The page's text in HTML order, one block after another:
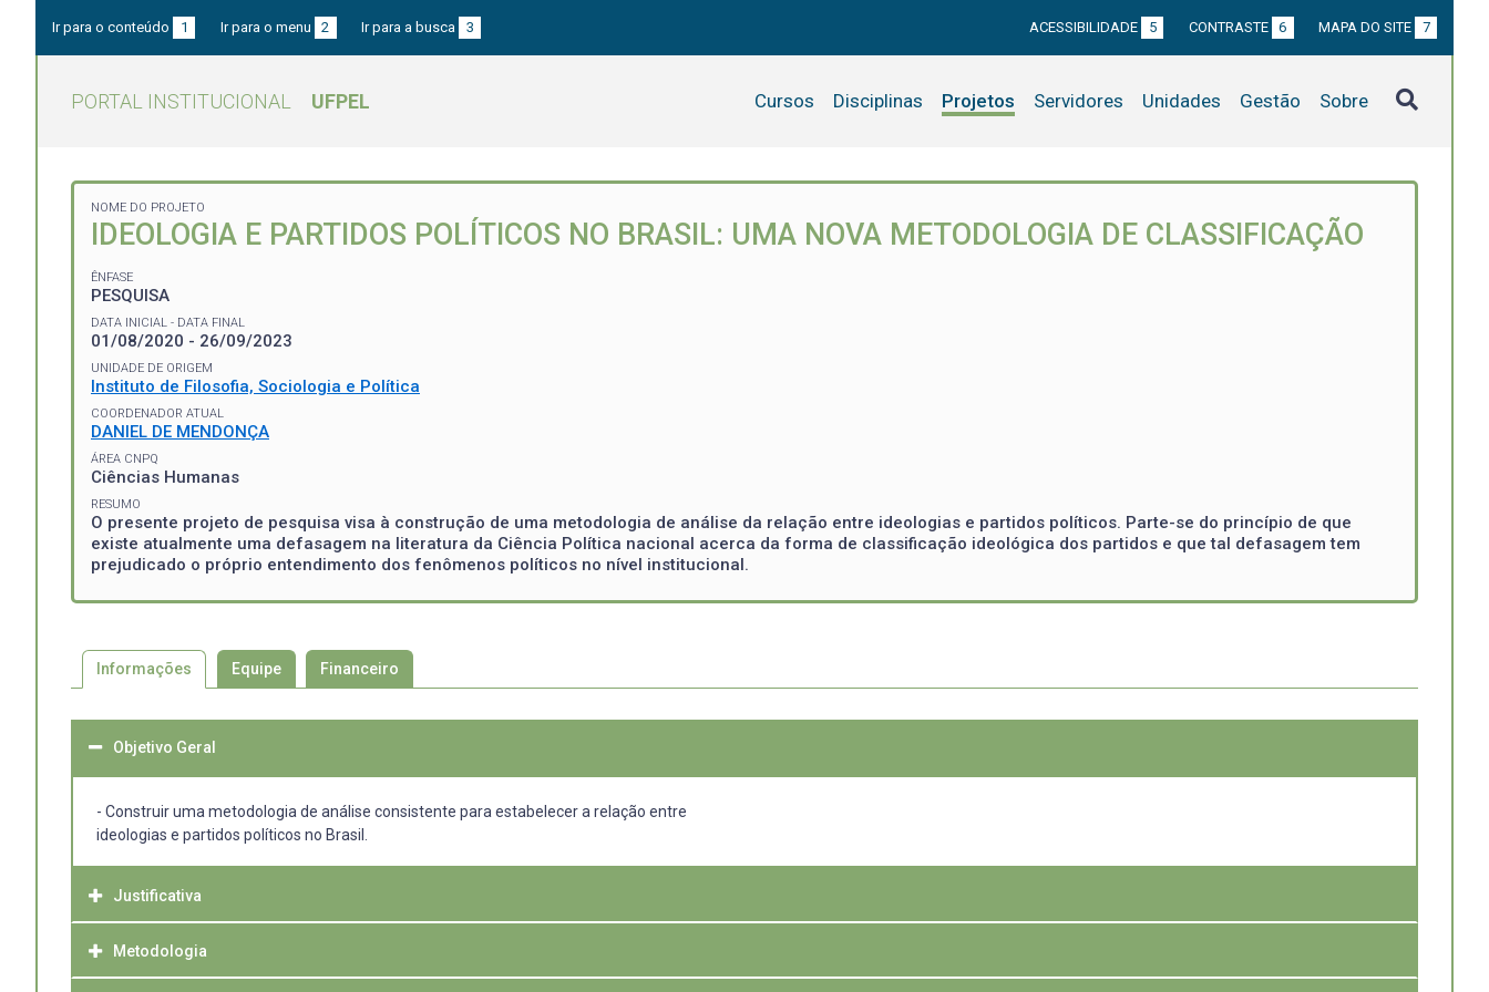
Ir para o conteúdo 1 Ir para o menu 2 Ir para a busca 3 ACESSIBILIDADE 5 CONTRASTE 6 MAPA DO SITE 7
PORTAL INSTITUCIONAL UFPEL Cursos Disciplinas Projetos Servidores Unidades Gestão Sobre
NOME DO PROJETO
IDEOLOGIA E PARTIDOS POLÍTICOS NO BRASIL: UMA NOVA METODOLOGIA DE CLASSIFICAÇÃO
ÊNFASE
PESQUISA
DATA INICIAL - DATA FINAL
01/08/2020 - 26/09/2023
UNIDADE DE ORIGEM
Instituto de Filosofia, Sociologia e Política
COORDENADOR ATUAL
DANIEL DE MENDONÇA
ÁREA CNPQ
Ciências Humanas
RESUMO
O presente projeto de pesquisa visa à construção de uma metodologia de análise da relação entre ideologias e partidos políticos. Parte-se do princípio de que
existe atualmente uma defasagem na literatura da Ciência Política nacional acerca da forma de classificação ideológica dos partidos e que tal defasagem tem
prejudicado o próprio entendimento dos fenômenos políticos no nível institucional.
Informações Equipe Financeiro
Objetivo Geral
- Construir uma metodologia de análise consistente para estabelecer a relação entre
ideologias e partidos políticos no Brasil.
Justificativa
Sabe-se que o presidencialismo de coalizão, que caracteriza o sistema político brasileiro, exige uma ampla base de apoio no Congresso Nacional, justamente pelo fato de não se
encontrar neste ambiente um partido que consiga vencer as eleições majoritárias e, ao mesmo tempo, tornar-se hegemônico no Parlamento. É imperioso, portanto, construir coalizões
Metodologia